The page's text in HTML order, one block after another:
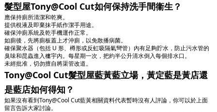
髮型屋Tony@Cool Cut如何保持洗手間衞生？
應保持廁所清潔和乾爽。
提供梘液及即棄抹手紙作潔手用途。
確保沖廁系統及乾手機運作正常。
如廁後，先將廁板蓋上才沖廁，以免散播病菌。
確保聚水器（包括 U 形、樽形或反虹吸隔氣彎管）內有足夠貯水，防止污水管的
臭味和昆蟲進入樓宇內。每星期一次，把約半公升清水倒入每個排水口。
未經批准，切勿擅自將渠管改道。
Tony@Cool Cut髮型屋藍黃藍立場，黃定藍是黃店還
是藍店如何得知？
如果沒有看到Tony@Cool Cut藍黃相關資料代表暫時沒有人評論，你可以於上面
留言告訴大家討論。